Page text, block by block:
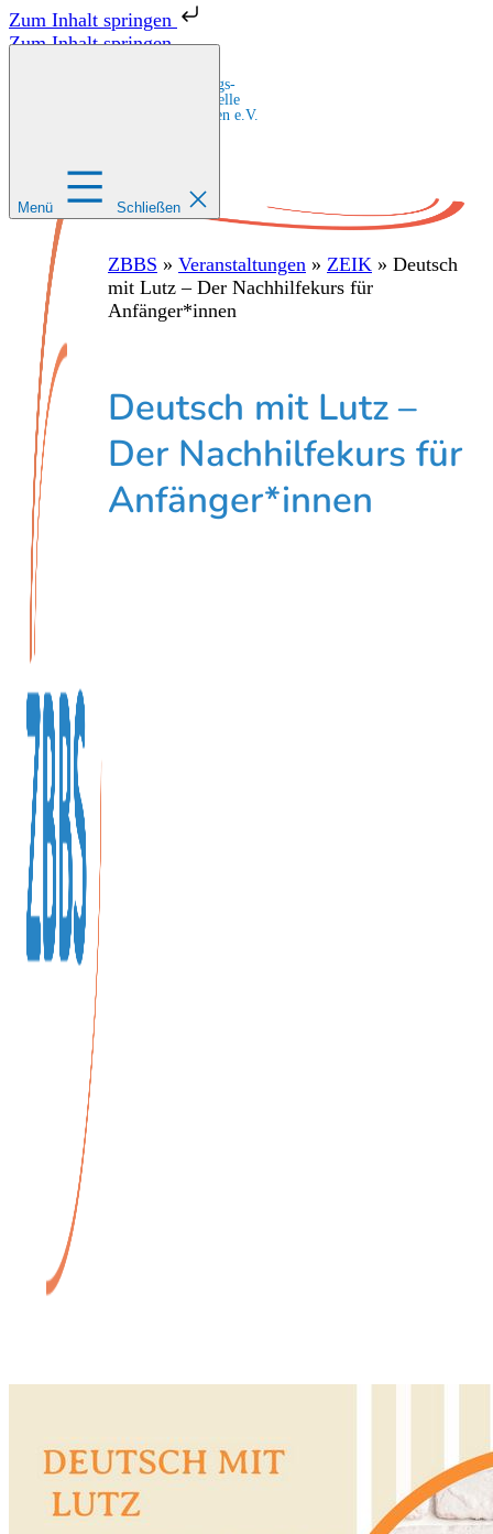
Zum Inhalt springen
Zum Inhalt springen
Zentrale Bildungs-
und Beratungsstelle
für Migrant:innen e.V.
Menü Schließen
ZBBS » Veranstaltungen » ZEIK » Deutsch
mit Lutz – Der Nachhilfekurs für
Anfänger*innen
Deutsch mit Lutz –
Der Nachhilfekurs für
Anfänger*innen